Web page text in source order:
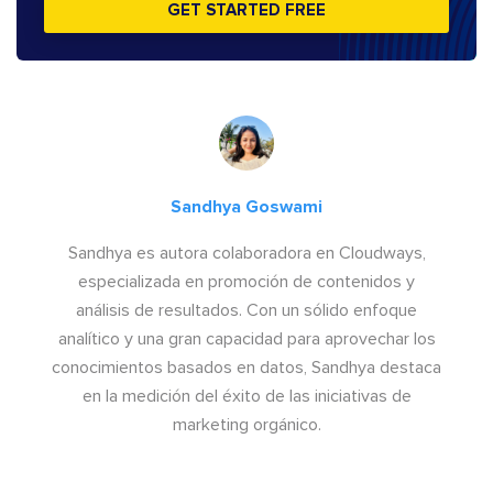
GET STARTED FREE
Sandhya Goswami
Sandhya es autora colaboradora en Cloudways,
especializada en promoción de contenidos y
análisis de resultados. Con un sólido enfoque
analítico y una gran capacidad para aprovechar los
conocimientos basados en datos, Sandhya destaca
en la medición del éxito de las iniciativas de
marketing orgánico.